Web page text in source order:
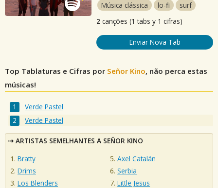
Música clássica
lo-fi
surf
2 canções (1 tabs y 1 cifras)
Enviar Nova Tab
Top Tablaturas e Cifras por Señor Kino, não perca estas
músicas!
Verde Pastel
Verde Pastel
ARTISTAS SEMELHANTES A SEÑOR KINO
Bratty
Drims
Los Blenders
Axel Catalán
Serbia
Little Jesus